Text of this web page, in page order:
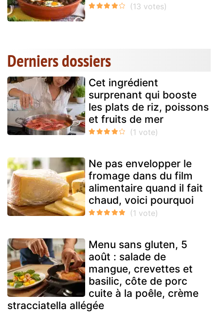
Derniers dossiers
Cet ingrédient
surprenant qui booste
les plats de riz, poissons
et fruits de mer
Ne pas envelopper le
fromage dans du film
alimentaire quand il fait
chaud, voici pourquoi
Menu sans gluten, 5
août : salade de
mangue, crevettes et
basilic, côte de porc
cuite à la poêle, crème
stracciatella allégée